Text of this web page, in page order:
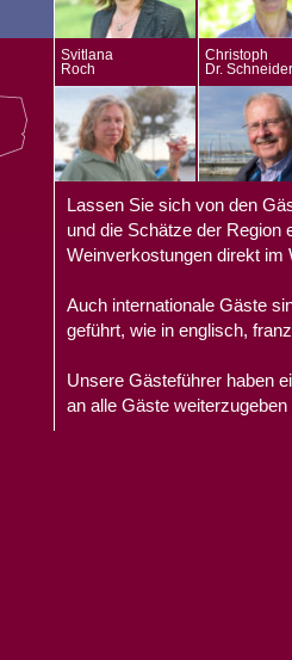
Svitlana
Roch
Christoph
Dr. Schneider
Lassen Sie sich von den
und die Schätze der Region
Weinverkostungen direkt im
Auch internationale Gäste
geführt, wie in englisch,
Unsere Gästeführer haben
an alle Gäste